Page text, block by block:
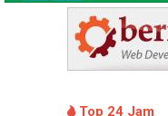
Top 24 Jam